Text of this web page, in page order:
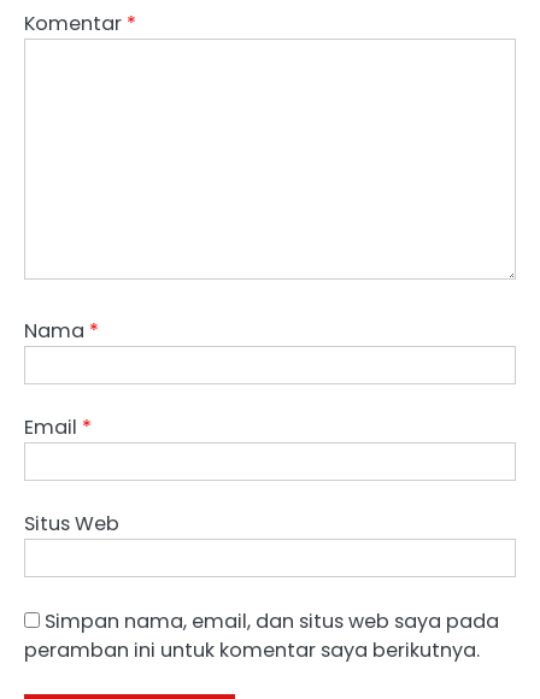
Komentar *
Nama *
Email *
Situs Web
Simpan nama, email, dan situs web saya pada
peramban ini untuk komentar saya berikutnya.